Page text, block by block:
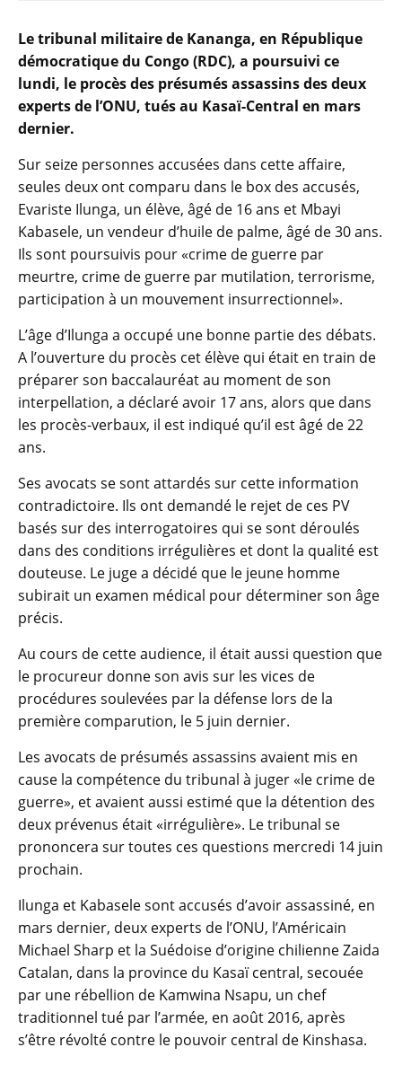
Le tribunal militaire de Kananga, en République
démocratique du Congo (RDC), a poursuivi ce
lundi, le procès des présumés assassins des deux
experts de l’ONU, tués au Kasaï-Central en mars
dernier.
Sur seize personnes accusées dans cette affaire,
seules deux ont comparu dans le box des accusés,
Evariste Ilunga, un élève, âgé de 16 ans et Mbayi
Kabasele, un vendeur d’huile de palme, âgé de 30 ans.
Ils sont poursuivis pour «crime de guerre par
meurtre, crime de guerre par mutilation, terrorisme,
participation à un mouvement insurrectionnel».
L’âge d’Ilunga a occupé une bonne partie des débats.
A l’ouverture du procès cet élève qui était en train de
préparer son baccalauréat au moment de son
interpellation, a déclaré avoir 17 ans, alors que dans
les procès-verbaux, il est indiqué qu’il est âgé de 22
ans.
Ses avocats se sont attardés sur cette information
contradictoire. Ils ont demandé le rejet de ces PV
basés sur des interrogatoires qui se sont déroulés
dans des conditions irrégulières et dont la qualité est
douteuse. Le juge a décidé que le jeune homme
subirait un examen médical pour déterminer son âge
précis.
Au cours de cette audience, il était aussi question que
le procureur donne son avis sur les vices de
procédures soulevées par la défense lors de la
première comparution, le 5 juin dernier.
Les avocats de présumés assassins avaient mis en
cause la compétence du tribunal à juger «le crime de
guerre», et avaient aussi estimé que la détention des
deux prévenus était «irrégulière». Le tribunal se
prononcera sur toutes ces questions mercredi 14 juin
prochain.
Ilunga et Kabasele sont accusés d’avoir assassiné, en
mars dernier, deux experts de l’ONU, l’Américain
Michael Sharp et la Suédoise d’origine chilienne Zaida
Catalan, dans la province du Kasaï central, secouée
par une rébellion de Kamwina Nsapu, un chef
traditionnel tué par l’armée, en août 2016, après
s’être révolté contre le pouvoir central de Kinshasa.